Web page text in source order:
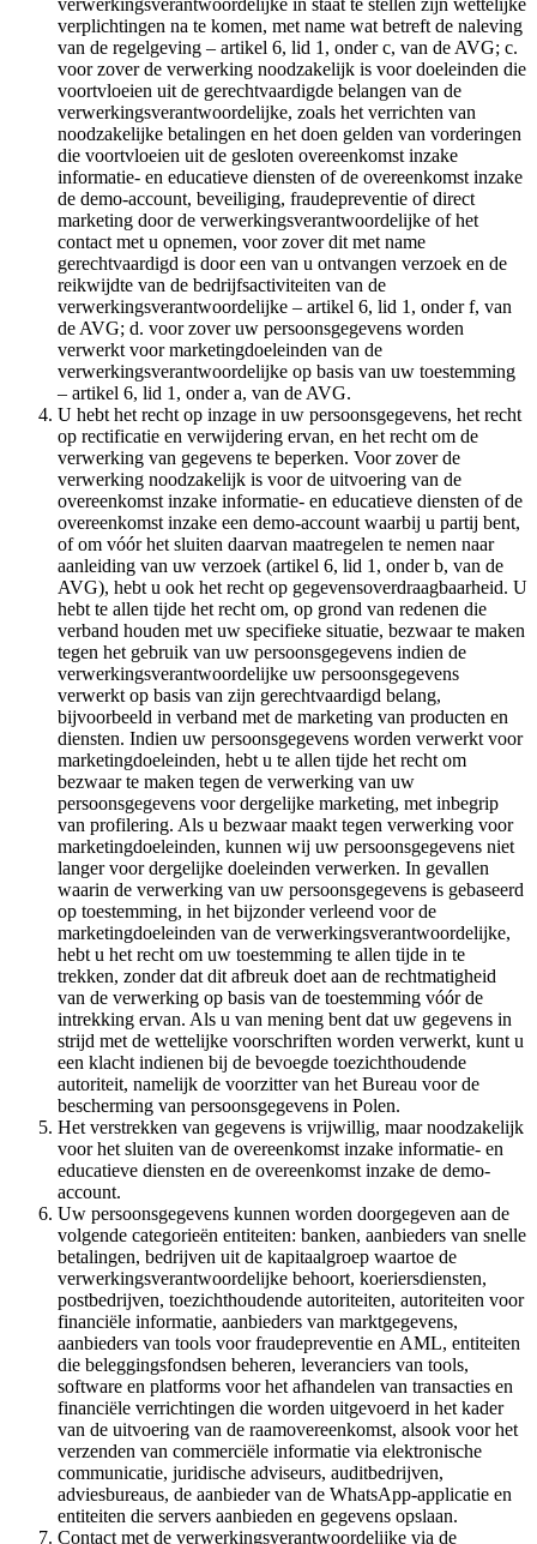
verwerkingsverantwoordelijke in staat te stellen zijn wettelijke
verplichtingen na te komen, met name wat betreft de naleving
van de regelgeving – artikel 6, lid 1, onder c, van de AVG; c.
voor zover de verwerking noodzakelijk is voor doeleinden die
voortvloeien uit de gerechtvaardigde belangen van de
verwerkingsverantwoordelijke, zoals het verrichten van
noodzakelijke betalingen en het doen gelden van vorderingen
die voortvloeien uit de gesloten overeenkomst inzake
informatie- en educatieve diensten of de overeenkomst inzake
de demo-account, beveiliging, fraudepreventie of direct
marketing door de verwerkingsverantwoordelijke of het
contact met u opnemen, voor zover dit met name
gerechtvaardigd is door een van u ontvangen verzoek en de
reikwijdte van de bedrijfsactiviteiten van de
verwerkingsverantwoordelijke – artikel 6, lid 1, onder f, van
de AVG; d. voor zover uw persoonsgegevens worden
verwerkt voor marketingdoeleinden van de
verwerkingsverantwoordelijke op basis van uw toestemming
– artikel 6, lid 1, onder a, van de AVG.
U hebt het recht op inzage in uw persoonsgegevens, het recht
op rectificatie en verwijdering ervan, en het recht om de
verwerking van gegevens te beperken. Voor zover de
verwerking noodzakelijk is voor de uitvoering van de
overeenkomst inzake informatie- en educatieve diensten of de
overeenkomst inzake een demo-account waarbij u partij bent,
of om vóór het sluiten daarvan maatregelen te nemen naar
aanleiding van uw verzoek (artikel 6, lid 1, onder b, van de
AVG), hebt u ook het recht op gegevensoverdraagbaarheid. U
hebt te allen tijde het recht om, op grond van redenen die
verband houden met uw specifieke situatie, bezwaar te maken
tegen het gebruik van uw persoonsgegevens indien de
verwerkingsverantwoordelijke uw persoonsgegevens
verwerkt op basis van zijn gerechtvaardigd belang,
bijvoorbeeld in verband met de marketing van producten en
diensten. Indien uw persoonsgegevens worden verwerkt voor
marketingdoeleinden, hebt u te allen tijde het recht om
bezwaar te maken tegen de verwerking van uw
persoonsgegevens voor dergelijke marketing, met inbegrip
van profilering. Als u bezwaar maakt tegen verwerking voor
marketingdoeleinden, kunnen wij uw persoonsgegevens niet
langer voor dergelijke doeleinden verwerken. In gevallen
waarin de verwerking van uw persoonsgegevens is gebaseerd
op toestemming, in het bijzonder verleend voor de
marketingdoeleinden van de verwerkingsverantwoordelijke,
hebt u het recht om uw toestemming te allen tijde in te
trekken, zonder dat dit afbreuk doet aan de rechtmatigheid
van de verwerking op basis van de toestemming vóór de
intrekking ervan. Als u van mening bent dat uw gegevens in
strijd met de wettelijke voorschriften worden verwerkt, kunt u
een klacht indienen bij de bevoegde toezichthoudende
autoriteit, namelijk de voorzitter van het Bureau voor de
bescherming van persoonsgegevens in Polen.
Het verstrekken van gegevens is vrijwillig, maar noodzakelijk
voor het sluiten van de overeenkomst inzake informatie- en
educatieve diensten en de overeenkomst inzake de demo-
account.
Uw persoonsgegevens kunnen worden doorgegeven aan de
volgende categorieën entiteiten: banken, aanbieders van snelle
betalingen, bedrijven uit de kapitaalgroep waartoe de
verwerkingsverantwoordelijke behoort, koeriersdiensten,
postbedrijven, toezichthoudende autoriteiten, autoriteiten voor
financiële informatie, aanbieders van marktgegevens,
aanbieders van tools voor fraudepreventie en AML, entiteiten
die beleggingsfondsen beheren, leveranciers van tools,
software en platforms voor het afhandelen van transacties en
financiële verrichtingen die worden uitgevoerd in het kader
van de uitvoering van de raamovereenkomst, alsook voor het
verzenden van commerciële informatie via elektronische
communicatie, juridische adviseurs, auditbedrijven,
adviesbureaus, de aanbieder van de WhatsApp-applicatie en
entiteiten die servers aanbieden en gegevens opslaan.
Contact met de verwerkingsverantwoordelijke via de